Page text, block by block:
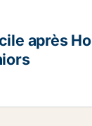
après